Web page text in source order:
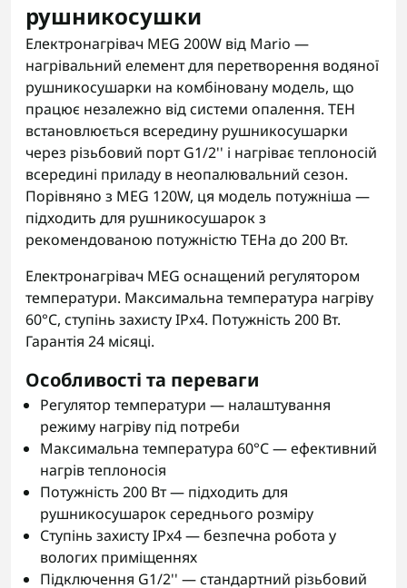
рушникосушки
Електронагрівач MEG 200W від Mario —
нагрівальний елемент для перетворення водяної
рушникосушарки на комбіновану модель, що
працює незалежно від системи опалення. ТЕН
встановлюється всередину рушникосушарки
через різьбовий порт G1/2'' і нагріває теплоносій
всередині приладу в неопалювальний сезон.
Порівняно з MEG 120W, ця модель потужніша —
підходить для рушникосушарок з
рекомендованою потужністю ТЕНа до 200 Вт.
Електронагрівач MEG оснащений регулятором
температури. Максимальна температура нагріву
60°C, ступінь захисту IPx4. Потужність 200 Вт.
Гарантія 24 місяці.
Особливості та переваги
Регулятор температури — налаштування
режиму нагріву під потреби
Максимальна температура 60°C — ефективний
нагрів теплоносія
Потужність 200 Вт — підходить для
рушникосушарок середнього розміру
Ступінь захисту IPx4 — безпечна робота у
вологих приміщеннях
Підключення G1/2'' — стандартний різьбовий